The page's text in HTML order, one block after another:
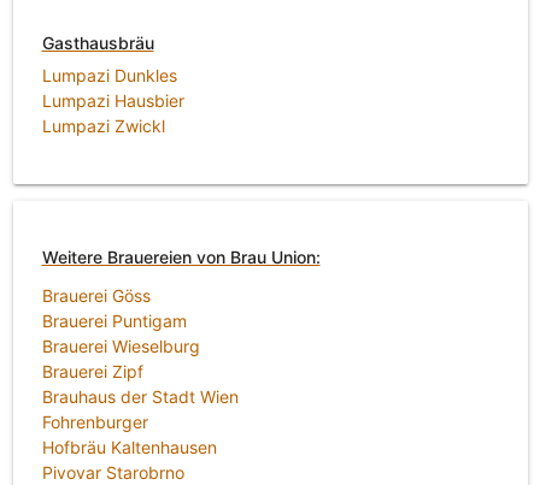
Gasthausbräu
Lumpazi Dunkles
Lumpazi Hausbier
Lumpazi Zwickl
Weitere Brauereien von Brau Union:
Brauerei Göss
Brauerei Puntigam
Brauerei Wieselburg
Brauerei Zipf
Brauhaus der Stadt Wien
Fohrenburger
Hofbräu Kaltenhausen
Pivovar Starobrno